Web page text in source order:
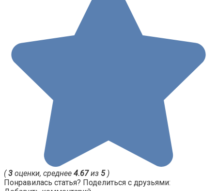
(3 оценки, среднее 4.67из 5)
Понравилась статья? Поделиться с друзьями: